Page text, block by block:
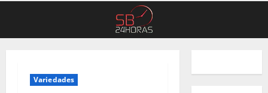
Variedades